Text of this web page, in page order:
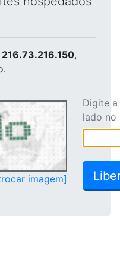
216.73.216.150,
imagem]
Digite
lado no